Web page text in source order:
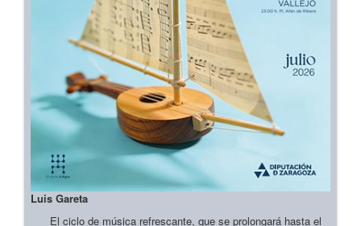
Luis Gareta
El ciclo de música refrescante, que se prolongará hasta el